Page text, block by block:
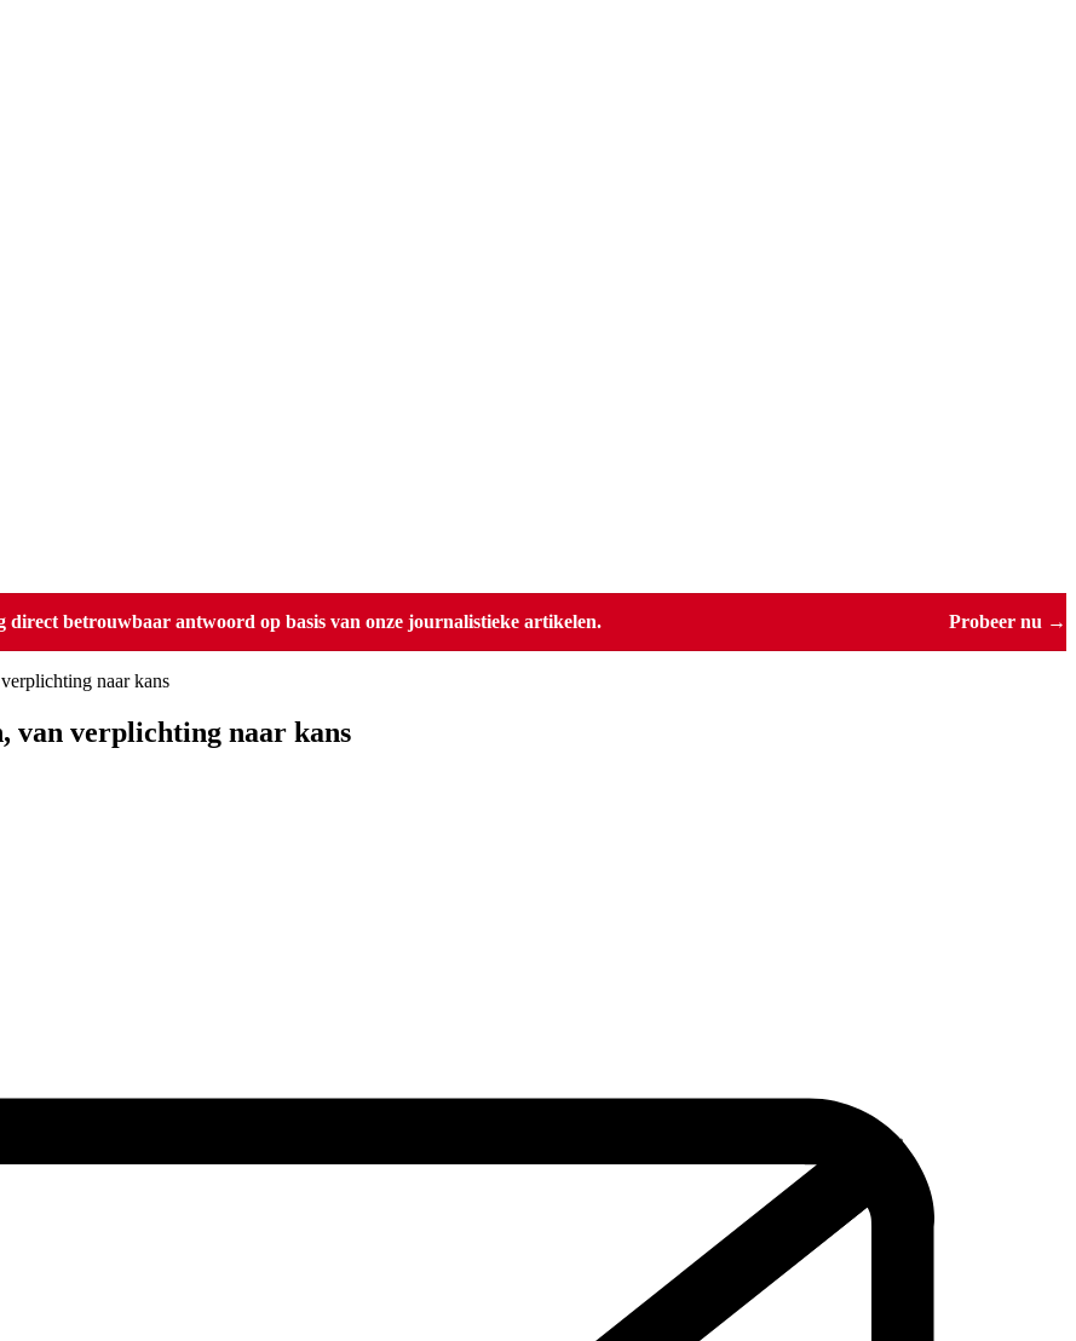
betrouwbaar antwoord op basis van onze journalistieke artikelen. Probeer nu →
naar kans
van verplichting naar kans